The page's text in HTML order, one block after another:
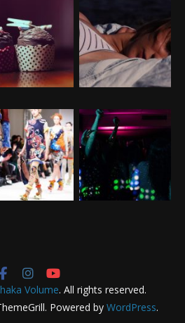
Volume. All rights reserved.
Powered by WordPress.